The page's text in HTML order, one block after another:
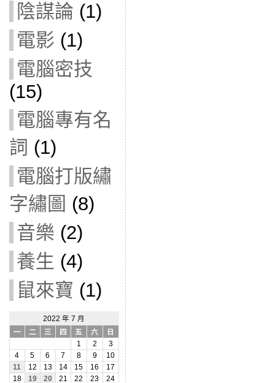
陰謀論 (1)
電影 (1)
電腦密技
(15)
電腦專有名
詞 (1)
電腦打版繡
字繡圖 (8)
音樂 (2)
養生 (4)
鼠來寶 (1)
2022 年 7 月
一
二 三 四 五 六
日
1
2
3
4
5 6 7 8 9
10
11
12 13 14 15 16
17
18
19 20 21 22 23
24